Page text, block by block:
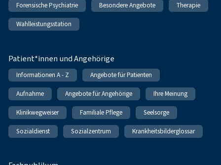
Forensische Psychiatrie Besondere Angebote Therapie
Wahlleistungsstation
Patient*innen und Angehörige
Informationen A - Z Angebote für Patienten
Aufnahme Angebote für Angehörige Ihre Meinung
Klinikwegweiser Familiale Pflege Seelsorge
Sozialdienst Sozialzentrum Krankheitsbilderglossar